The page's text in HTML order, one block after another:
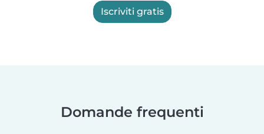
Iscriviti gratis
Domande frequenti